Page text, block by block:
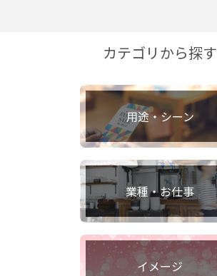
カテゴリから探す
用途・シーン
業種・お仕事
イメージ